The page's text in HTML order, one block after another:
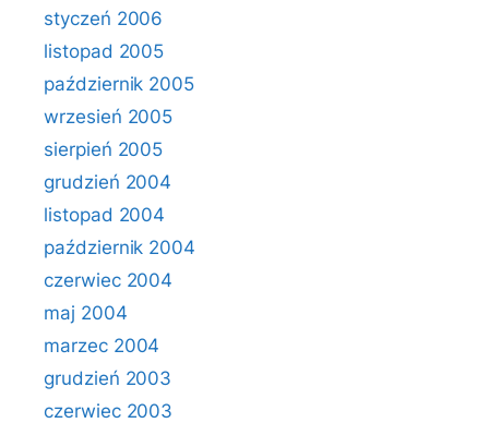
styczeń 2006
listopad 2005
październik 2005
wrzesień 2005
sierpień 2005
grudzień 2004
listopad 2004
październik 2004
czerwiec 2004
maj 2004
marzec 2004
grudzień 2003
czerwiec 2003